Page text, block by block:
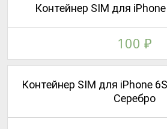
Контейнер SIM для iPhone
Серебро
Контейнер SIM для
100 ₽